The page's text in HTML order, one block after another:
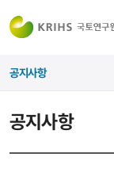
공지사항
공지사항